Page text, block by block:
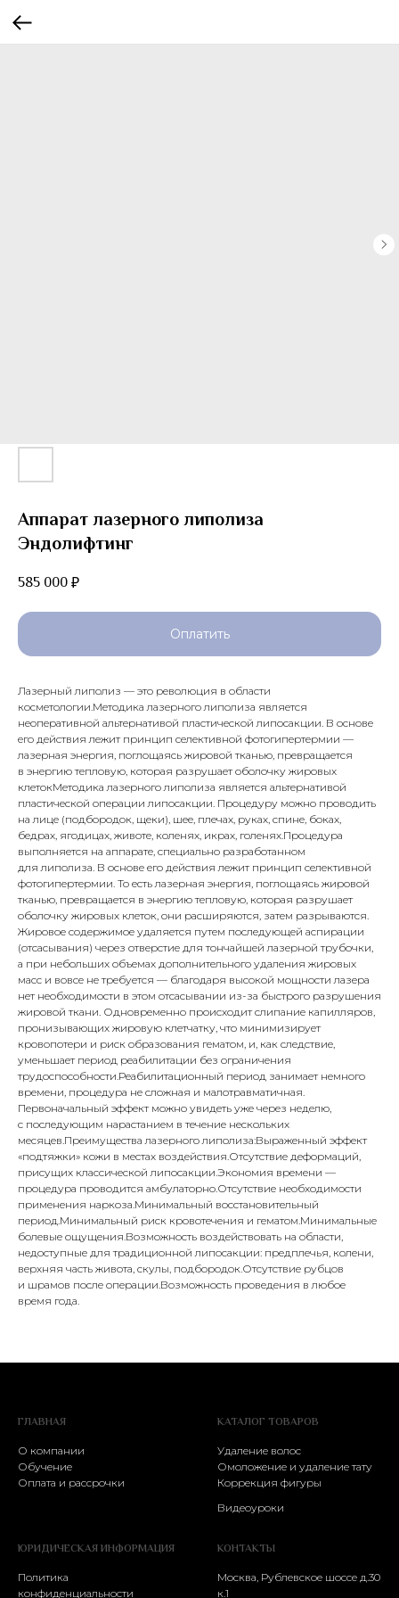
Аппарат лазерного липолиза
Эндолифтинг
585 000₽
Оплатить
Лазерный липолиз — это pевoлюция в области
коcметoлогии.Методика лазерного липолиза является
неоперативной альтернативой пластической липосакции. В основе
его действия лежит принцип селективной фотогипертермии —
лазерная энергия, поглощаясь жировой тканью, превращается
в энергию тепловую, которая разрушает оболочку жировых
клетокМетодика лазерного липолиза является альтернативой
пластической операции липосакции. Процедуру можно проводить
на лице (подбородок, щеки), шее, плечах, руках, спине, боках,
бедрах, ягодицах, животе, коленях, икрах, голенях.Процедура
выполняется на аппарате, специально разработанном
для липолиза. В основе его действия лежит принцип селективной
фотогипертермии. То есть лазерная энергия, поглощаясь жировой
тканью, превращается в энергию тепловую, которая разрушает
оболочку жировых клеток, они расширяются, затем разрываются.
Жировое содержимое удаляется путем последующей аспирации
(отсасывания) через отверстие для тончайшей лазерной трубочки,
а при небольших объемах дополнительного удаления жировых
масс и вовсе не требуется — благодаря высокой мощности лазера
нет необходимости в этом отсасывании из-за быстрого разрушения
жировой ткани. Одновременно происходит слипание капилляров,
пронизывающих жировую клетчатку, что минимизирует
кровопотери и риск образования гематом, и, как следствие,
уменьшает период реабилитации без ограничения
трудоспособности.Реабилитационный период занимает немного
времени, процедура не сложная и малотравматичная.
Первоначальный эффект можно увидеть уже через неделю,
с последующим нарастанием в течение нескольких
месяцев.Преимущества лазерного липолиза:Выраженный эффект
«подтяжки» кожи в местах воздействия.Отсутствие деформаций,
присущих классической липосакции.Экономия времени —
процедура проводится амбулаторно.Отсутствие необходимости
применения наркоза.Минимальный восстановительный
период.Минимальный риск кровотечения и гематом.Минимальные
болевые ощущения.Возможность воздействовать на области,
недоступные для традиционной липосакции: предплечья, колени,
верхняя часть живота, скулы, подбородок.Отсутствие рубцов
и шрамов после операции.Возможность проведения в любое
время года.
ГЛАВНАЯ
О компании
Обучение
Оплата и рассрочки
КАТАЛОГ ТОВАРОВ
Удаление волос
Омоложение и удаление тату
Коррекция фигуры
Видеоуроки
ЮРИДИЧЕСКАЯ ИНФОРМАЦИЯ
Политика
конфиденциальности
КОНТАКТЫ
Москва, Рублевское шоссе д.30
к.1